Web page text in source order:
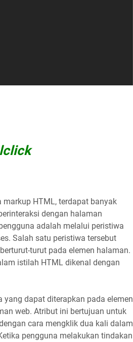
HTML, terdapat banyak
dengan halaman
adalah melalui peristiwa
Salah satu peristiwa tersebut
turut pada elemen halaman.
istilah HTML dikenal dengan
dapat diterapkan pada elemen
web. Atribut ini bertujuan untuk
cara mengklik dua kali dalam
pengguna melakukan tindakan